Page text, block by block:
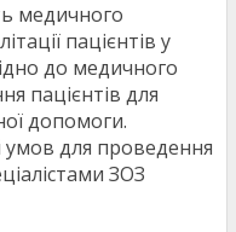
медичного
пацієнтів у
до медичного
пацієнтів для
допомоги.
умов для проведення
ЗОЗ